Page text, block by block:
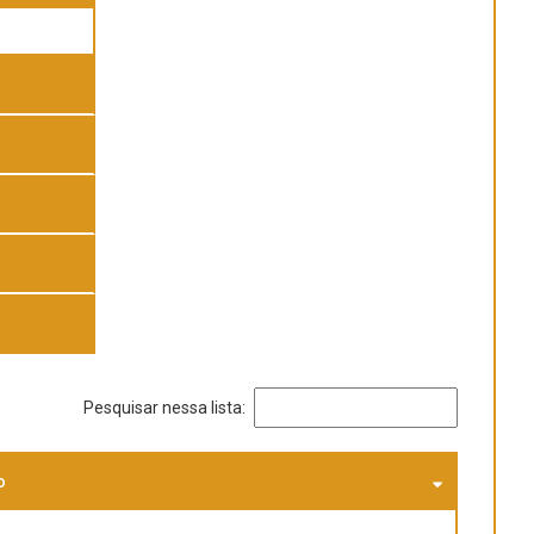
Pesquisar nessa lista: